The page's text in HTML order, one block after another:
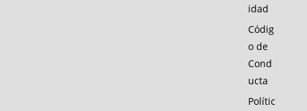
idad
Códig
o de
Cond
ucta
Polític